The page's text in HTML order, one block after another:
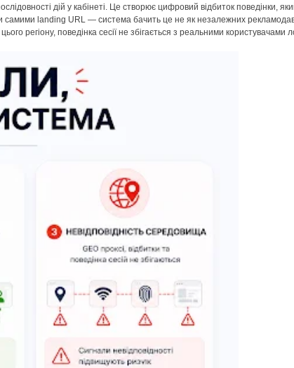
дій у кабінеті. Це створює цифровий відбиток
самими landing URL — система бачить це не як незалежних
регіону, поведінка сесії не збігається з реальними